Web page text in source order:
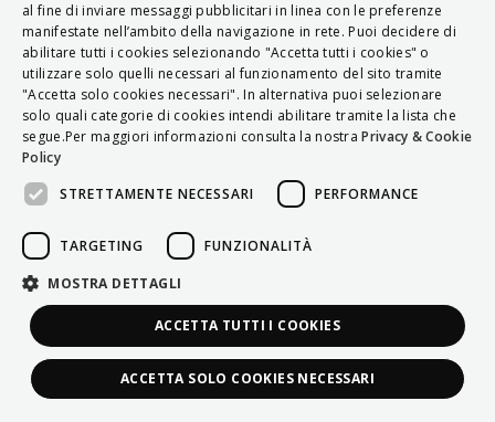
FRENCH
HUNGARIAN
DEUTSCH
POLSKI
PORTUGUÊS
al fine di inviare messaggi pubblicitari in linea con le preferenze
manifestate nell’ambito della navigazione in rete. Puoi decidere di
abilitare tutti i cookies selezionando "Accetta tutti i cookies" o
utilizzare solo quelli necessari al funzionamento del sito tramite
"Accetta solo cookies necessari". In alternativa puoi selezionare
solo quali categorie di cookies intendi abilitare tramite la lista che
segue.Per maggiori informazioni consulta la nostra Privacy & Cookie
Policy
STRETTAMENTE NECESSARI
PERFORMANCE
TARGETING FUNZIONALITÀ
MOSTRA DETTAGLI
ACCETTA TUTTI I COOKIES
ACCETTA SOLO COOKIES NECESSARI